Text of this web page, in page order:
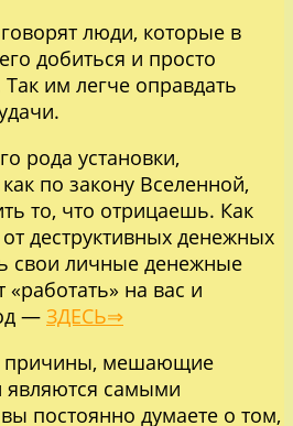
люди, которые в
добиться и просто
им легче оправдать
рода установки,
по закону Вселенной,
то, что отрицаешь. Как
деструктивных денежных
свои личные денежные
на вас и
— ЗДЕСЬ⇒
причины, мешающие
являются самыми
постоянно думаете о том,